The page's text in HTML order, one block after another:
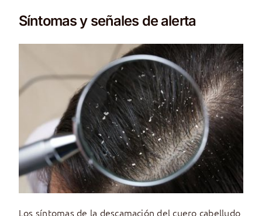
Síntomas y señales de alerta
Los síntomas de la descamación del cuero cabelludo